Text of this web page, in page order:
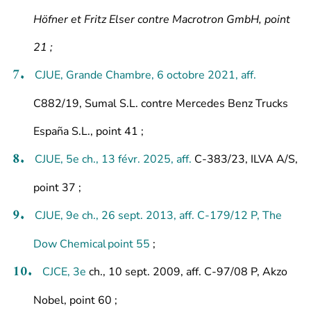
Höfner et Fritz Elser contre Macrotron GmbH, point
21 ;
CJUE, Grande Chambre, 6 octobre 2021, aff.
C882/19, Sumal S.L. contre Mercedes Benz Trucks
España S.L., point 41 ;
CJUE, 5e ch., 13 févr. 2025, aff. C-383/23, ILVA A/S,
point 37 ;
CJUE, 9e ch., 26 sept. 2013, aff. C-179/12 P, The
Dow Chemical point 55 ;
CJCE, 3e ch., 10 sept. 2009, aff. C-97/08 P, Akzo
Nobel, point 60 ;